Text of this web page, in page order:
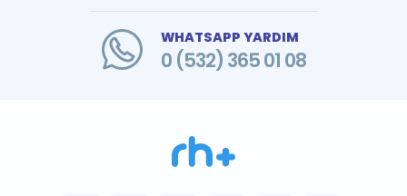
WHATSAPP YARDIM
0 (532) 365 01 08